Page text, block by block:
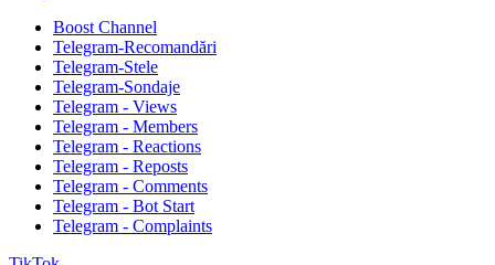
Boost Channel
Telegram-Recomandări
Telegram-Stele
Telegram-Sondaje
Telegram - Views
Telegram - Members
Telegram - Reactions
Telegram - Reposts
Telegram - Comments
Telegram - Bot Start
Telegram - Complaints